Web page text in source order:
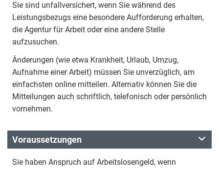
Sie sind unfallversichert, wenn Sie während des
Leistungsbezugs eine besondere Aufforderung erhalten,
die Agentur für Arbeit oder eine andere Stelle
aufzusuchen.
Änderungen (wie etwa Krankheit, Urlaub, Umzug,
Aufnahme einer Arbeit) müssen Sie unverzüglich, am
einfachsten online mitteilen. Alternativ können Sie die
Mitteilungen auch schriftlich, telefonisch oder persönlich
vornehmen.
Voraussetzungen
Sie haben Anspruch auf Arbeitslosengeld, wenn